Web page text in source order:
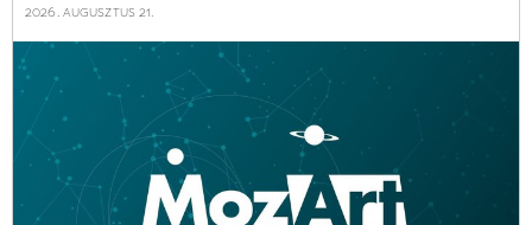
2026. augusztus 21.